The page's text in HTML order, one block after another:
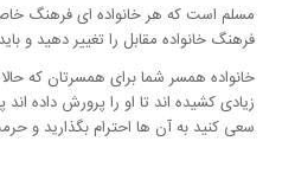
مسلم است که هر خانواده ای فرهنگ
فرهنگ خانواده مقابل را تغییر دهید و
خانواده همسر شما برای همسرتان که
زیادی کشیده اند تا او را پرورش داده
سعی کنید به آن ها احترام بگذارید و